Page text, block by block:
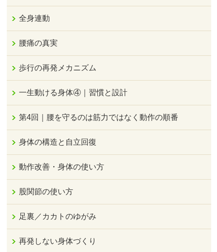
全身連動
腰痛の真実
歩行の再発メカニズム
一生動ける身体④｜習慣と設計
第4回｜腰を守るのは筋力ではなく動作の順番
身体の構造と自立回復
動作改善・身体の使い方
股関節の使い方
足裏／カカトのゆがみ
再発しない身体づくり